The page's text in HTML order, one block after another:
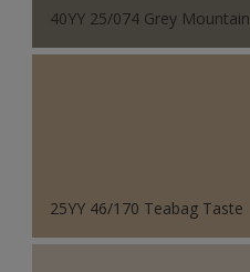
40YY 25/074 Grey Mountain
25YY 46/170 Teabag Taste